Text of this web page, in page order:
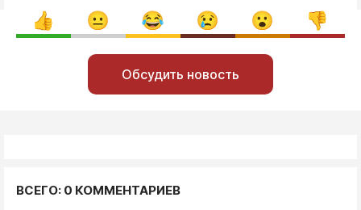
Обсудить новость
ВСЕГО: 0 КОММЕНТАРИЕВ